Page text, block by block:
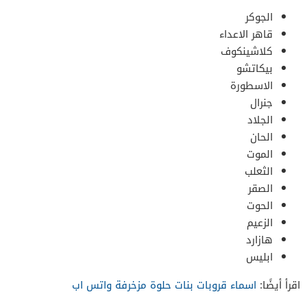
الجوكر
قاهر الاعداء
كلاشينكوف
بيكاتشو
الاسطورة
جنرال
الجلاد
الحان
الموت
الثعلب
الصقر
الحوت
الزعيم
هازارد
ابليس
اقرأ أيضًا: اسماء قروبات بنات حلوة مزخرفة واتس اب